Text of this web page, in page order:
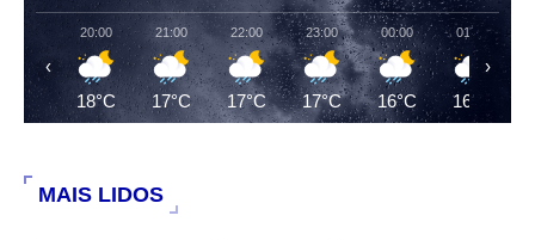
20:00
18°C
21:00
17°C
22:00
17°C
23:00
17°C
00:00
16°C
01:00
16°C
‹ ›
MAIS LIDOS